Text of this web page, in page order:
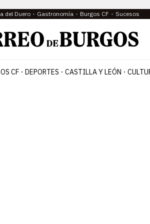
del Duero Gastronomía Burgos CF Sucesos
CF DEPORTES CASTILLA Y LEÓN